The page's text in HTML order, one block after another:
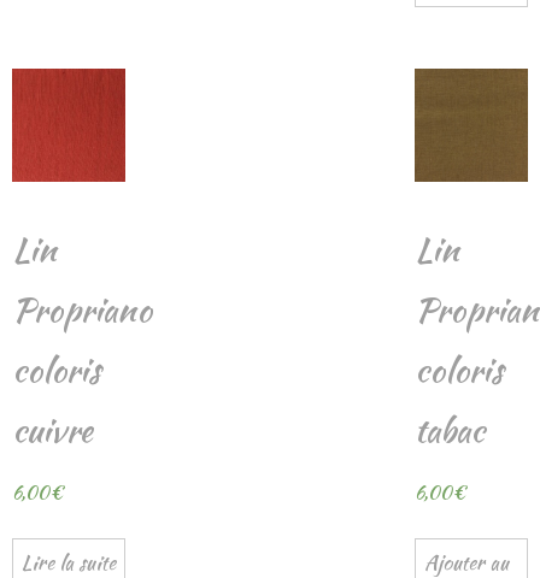
Lin
Propriano
coloris
cuivre
6,00€
Lire la suite
Lin
coloris
tabac
6,00€
Ajouter au